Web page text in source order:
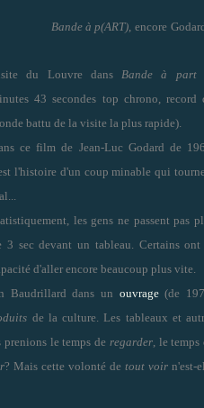
Bande à p(ART) encore
du Louvre dans Bande à part
43 secondes top chrono, record
battu de la visite la plus rapide).
ce film de Jean-Luc Godard de
l'histoire d'un coup minable qui
les gens ne passent pas
3 sec devant un tableau. Certains ont
d'aller encore beaucoup plus vite.
Baudrillard dans un ouvrage(de
de la culture. Les tableaux et
le temps de regarder, le temps
? Mais cette volonté de tout voir n'est-